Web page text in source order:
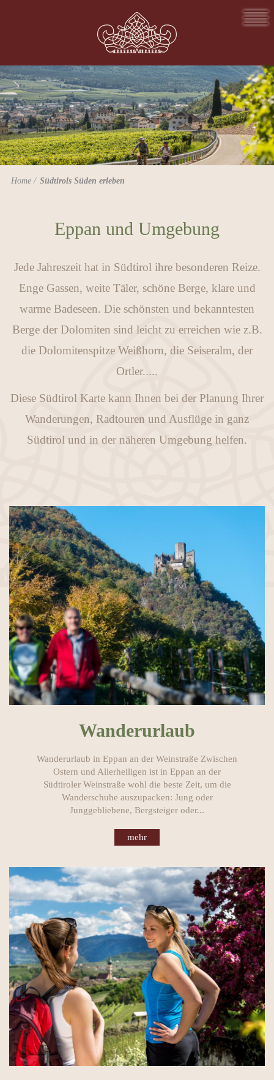
Home Südtirols Süden erleben
Eppan und Umgebung
Jede Jahreszeit hat in Südtirol ihre besonderen Reize.
Enge Gassen, weite Täler, schöne Berge, klare und
warme Badeseen. Die schönsten und bekanntesten
Berge der Dolomiten sind leicht zu erreichen wie z.B.
die Dolomitenspitze Weißhorn, die Seiseralm, der
Ortler.....
Diese Südtirol Karte kann Ihnen bei der Planung Ihrer
Wanderungen, Radtouren und Ausflüge in ganz
Südtirol und in der näheren Umgebung helfen.
Wanderurlaub
Wanderurlaub in Eppan an der Weinstraße Zwischen
Ostern und Allerheiligen ist in Eppan an der
Südtiroler Weinstraße wohl die beste Zeit, um die
Wanderschuhe auszupacken: Jung oder
Junggebliebene, Bergsteiger oder...
mehr